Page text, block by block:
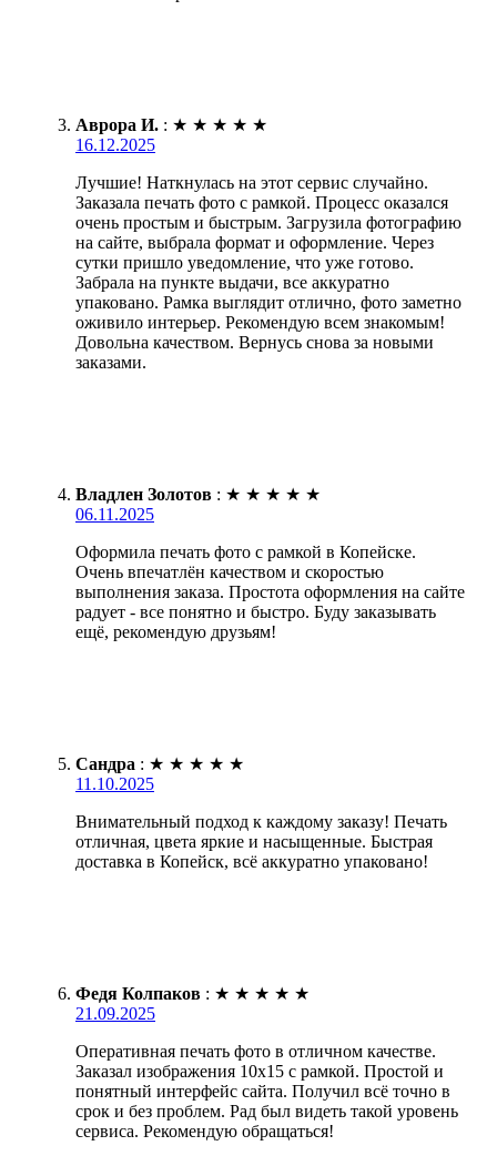
Аврора И. : ★ ★ ★ ★ ★
16.12.2025
Лучшие! Наткнулась на этот сервис случайно.
Заказала печать фото с рамкой. Процесс оказался
очень простым и быстрым. Загрузила фотографию
на сайте, выбрала формат и оформление. Через
сутки пришло уведомление, что уже готово.
Забрала на пункте выдачи, все аккуратно
упаковано. Рамка выглядит отлично, фото заметно
оживило интерьер. Рекомендую всем знакомым!
Довольна качеством. Вернусь снова за новыми
заказами.
Владлен Золотов : ★ ★ ★ ★ ★
06.11.2025
Оформила печать фото с рамкой в Копейске.
Очень впечатлён качеством и скоростью
выполнения заказа. Простота оформления на сайте
радует - все понятно и быстро. Буду заказывать
ещё, рекомендую друзьям!
Сандра : ★ ★ ★ ★ ★
11.10.2025
Внимательный подход к каждому заказу! Печать
отличная, цвета яркие и насыщенные. Быстрая
доставка в Копейск, всё аккуратно упаковано!
Федя Колпаков : ★ ★ ★ ★ ★
21.09.2025
Оперативная печать фото в отличном качестве.
Заказал изображения 10х15 с рамкой. Простой и
понятный интерфейс сайта. Получил всё точно в
срок и без проблем. Рад был видеть такой уровень
сервиса. Рекомендую обращаться!